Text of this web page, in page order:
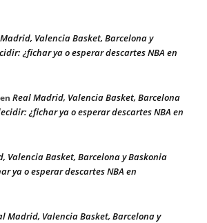
Valencia Basket, Barcelona y
¿fichar ya o esperar descartes NBA en
en Real Madrid, Valencia Basket, Barcelona
¿fichar ya o esperar descartes NBA en
Valencia Basket, Barcelona y Baskonia
ya o esperar descartes NBA en
Madrid, Valencia Basket, Barcelona y